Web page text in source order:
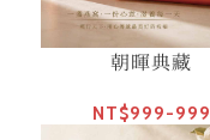
朝暉典藏
NT$999-999